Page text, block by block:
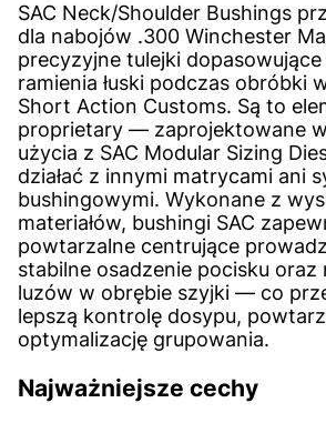
SAC Neck/Shoulder Bushings
dla nabojów .300 Winchester
precyzyjne tulejki
ramienia łuski podczas obróbki
Short Action Customs. Są to
proprietary — zaprojektowane
użycia z SAC Modular Sizing
działać z innymi matrycami ani
bushingowymi. Wykonane z
materiałów, bushingi SAC
powtarzalne centrujące
stabilne osadzenie pocisku oraz
luzów w obrębie szyjki — co
lepszą kontrolę dosypu,
optymalizację grupowania.
Najważniejsze cechy